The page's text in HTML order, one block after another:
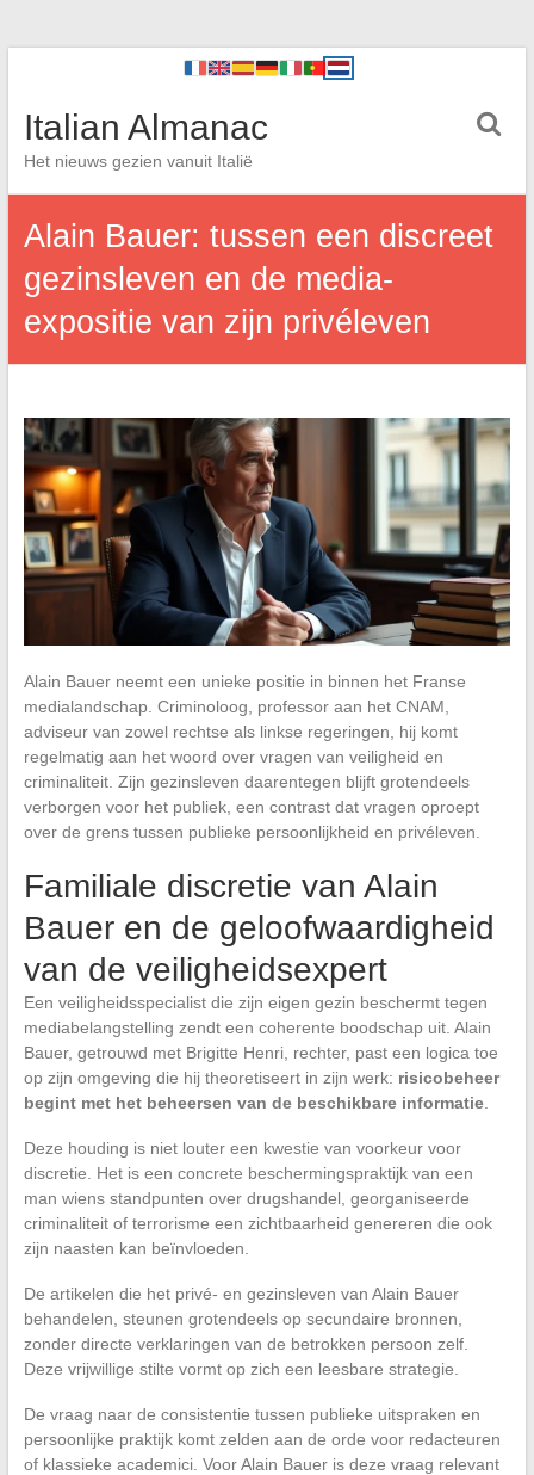
Italian Almanac
Het nieuws gezien vanuit Italië
Alain Bauer: tussen een discreet
gezinsleven en de media-
expositie van zijn privéleven
Alain Bauer neemt een unieke positie in binnen het Franse
medialandschap. Criminoloog, professor aan het CNAM,
adviseur van zowel rechtse als linkse regeringen, hij komt
regelmatig aan het woord over vragen van veiligheid en
criminaliteit. Zijn gezinsleven daarentegen blijft grotendeels
verborgen voor het publiek, een contrast dat vragen oproept
over de grens tussen publieke persoonlijkheid en privéleven.
Familiale discretie van Alain
Bauer en de geloofwaardigheid
van de veiligheidsexpert
Een veiligheidsspecialist die zijn eigen gezin beschermt tegen
mediabelangstelling zendt een coherente boodschap uit. Alain
Bauer, getrouwd met Brigitte Henri, rechter, past een logica toe
op zijn omgeving die hij theoretiseert in zijn werk: risicobeheer
begint met het beheersen van de beschikbare informatie.
Deze houding is niet louter een kwestie van voorkeur voor
discretie. Het is een concrete beschermingspraktijk van een
man wiens standpunten over drugshandel, georganiseerde
criminaliteit of terrorisme een zichtbaarheid genereren die ook
zijn naasten kan beïnvloeden.
De artikelen die het privé- en gezinsleven van Alain Bauer
behandelen, steunen grotendeels op secundaire bronnen,
zonder directe verklaringen van de betrokken persoon zelf.
Deze vrijwillige stilte vormt op zich een leesbare strategie.
De vraag naar de consistentie tussen publieke uitspraken en
persoonlijke praktijk komt zelden aan de orde voor redacteuren
of klassieke academici. Voor Alain Bauer is deze vraag relevant